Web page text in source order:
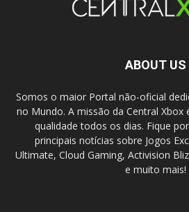
ABOUT US
Somos o maior Portal não-oficial
no Mundo. A missão da Central
qualidade todos os dias. Fique
principais notícias sobre Jogos
Ultimate, Cloud Gaming, Activision
e muito mais!